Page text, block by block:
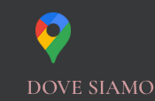
DOVE SIAMO